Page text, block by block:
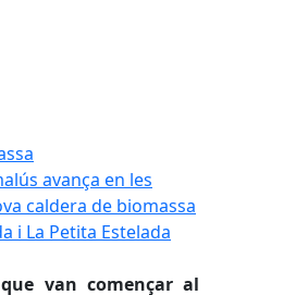
avança en les
caldera de biomassa
i La Petita Estelada
van començar al